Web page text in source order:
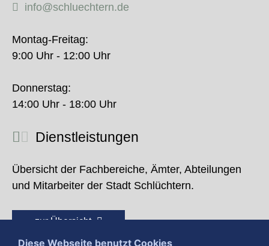
info@schluechtern.de
Montag-Freitag:
9:00 Uhr - 12:00 Uhr
Donnerstag:
14:00 Uhr - 18:00 Uhr
Dienstleistungen
Übersicht der Fachbereiche, Ämter, Abteilungen
und Mitarbeiter der Stadt Schlüchtern.
zur Übersicht
Diese Webseite benutzt Cookies